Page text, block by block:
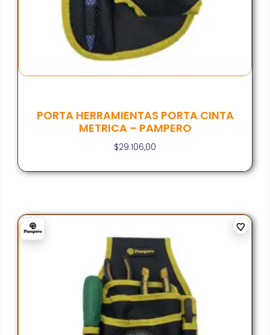
PORTA HERRAMIENTAS PORTA CINTA
METRICA – PAMPERO
$29.106,00